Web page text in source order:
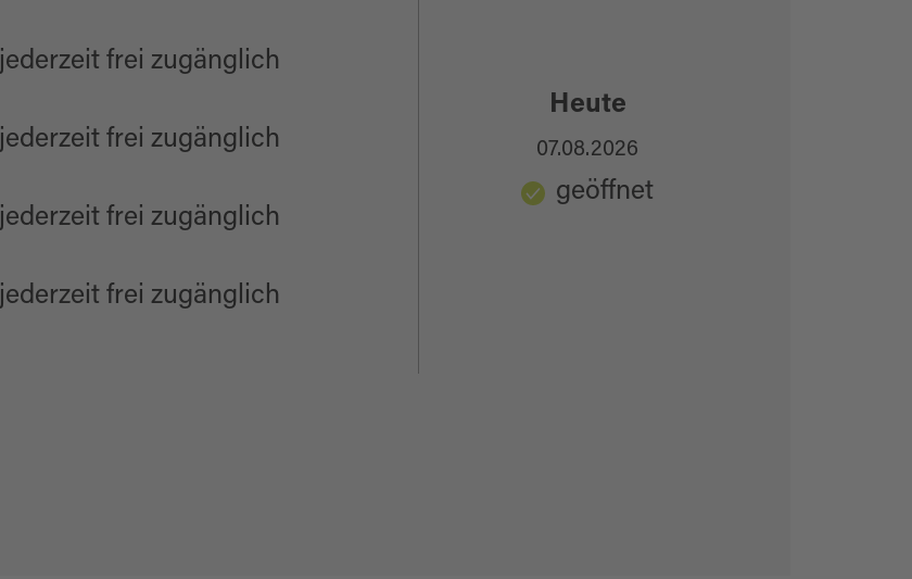
jederzeit frei zugänglich
jederzeit frei zugänglich
jederzeit frei zugänglich
jederzeit frei zugänglich
Heute
07.08.2026
geöffnet